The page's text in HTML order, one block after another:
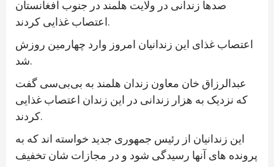
صدها زندانی در ولایت هلمند در جنوب افغانستان
اعتصاب غذایی کردند.
اعتصاب غذای این زندانیان امروز وارد چهارمین روزش
شد.
عبدالرزاق خان معاون زندان هلمند به بی‌بی‌سی گفت
که نزدیک به هزار زندانی در این زندان اعتصاب غذایی
کردند.
این زندانیان از رئیس جمهوری جدید خواسته اند که به
پرونده های آنها رسیدگی شود و در مجازات شان تخفیف